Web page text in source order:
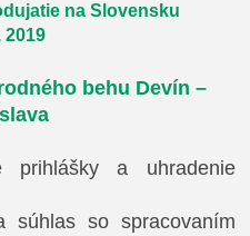
na Slovensku
2019
behu Devín –
prihlášky a uhradenie
súhlas so spracovaním